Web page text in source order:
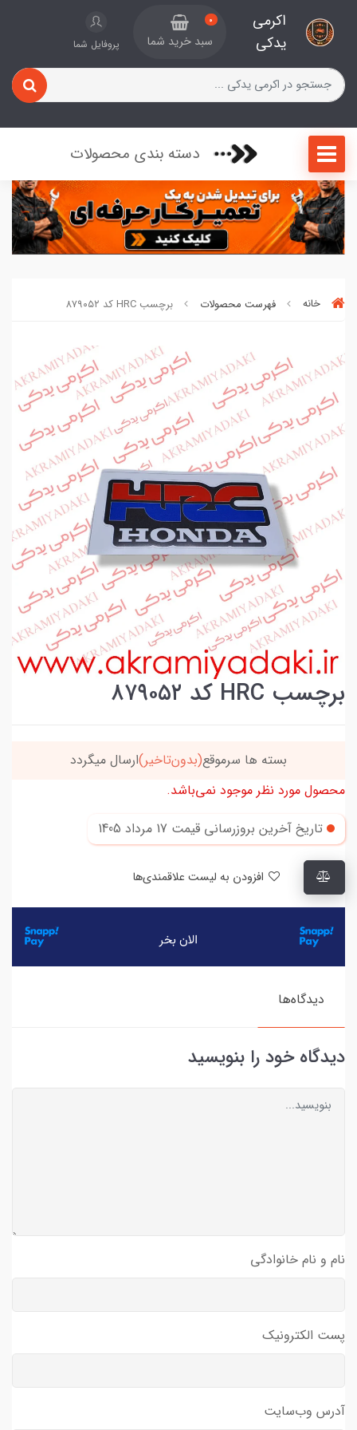
اکرمی
یدکی
0
سبد خرید شما پروفایل شما
دسته بندی محصولات
خانه فهرست محصولات برچسب HRC کد ۸۷۹۰۵۲
برچسب HRC کد ۸۷۹۰۵۲
بسته ها سرموقع(بدون‌تاخیر)ارسال میگردد
محصول مورد نظر موجود نمی‌باشد.
تاریخ آخرین بروزرسانی قیمت 17 مرداد 1405
دیدگاه‌ها
دیدگاه خود را بنویسید
نام و نام خانوادگی
پست الکترونیک
آدرس وب‌سایت